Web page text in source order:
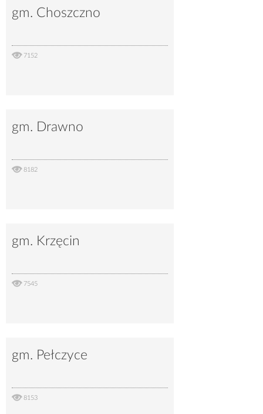
gm. Choszczno
7152
gm. Drawno
8182
gm. Krzęcin
7545
gm. Pełczyce
8153